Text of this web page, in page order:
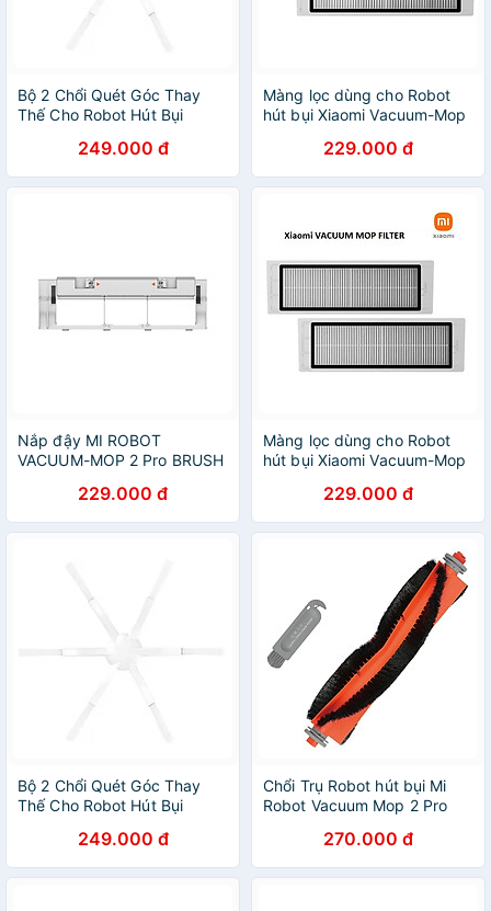
Bộ 2 Chổi Quét Góc Thay
Thế Cho Robot Hút Bụi
Hàng Chính Hãng
249.000 đ
Màng lọc dùng cho Robot
hút bụi Xiaomi Vacuum-Mop
229.000 đ
Nắp đậy MI ROBOT
VACUUM-MOP 2 Pro BRUSH
229.000 đ
Màng lọc dùng cho Robot
hút bụi Xiaomi Vacuum-Mop
229.000 đ
Bộ 2 Chổi Quét Góc Thay
Thế Cho Robot Hút Bụi
Hàng Chính Hãng
249.000 đ
Chổi Trụ Robot hút bụi Mi
Robot Vacuum Mop 2 Pro
270.000 đ